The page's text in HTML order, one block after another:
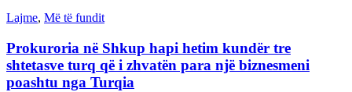
Lajme, Më të fundit
Prokuroria në Shkup hapi hetim kundër tre
shtetasve turq që i zhvatën para një biznesmeni
poashtu nga Turqia